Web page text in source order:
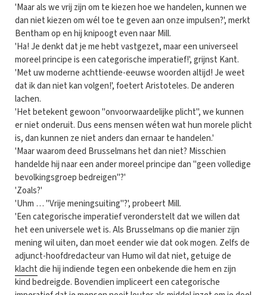
'Maar als we vrij zijn om te kiezen hoe we handelen, kunnen we
dan niet kiezen om wél toe te geven aan onze impulsen?', merkt
Bentham op en hij knipoogt even naar Mill.
'Ha! Je denkt dat je me hebt vastgezet, maar een universeel
moreel principe is een categorische imperatief!', grijnst Kant.
'Met uw moderne achttiende-eeuwse woorden altijd! Je weet
dat ik dan niet kan volgen!', foetert Aristoteles. De anderen
lachen.
'Het betekent gewoon "onvoorwaardelijke plicht", we kunnen
er niet onderuit. Dus eens mensen wéten wat hun morele plicht
is, dan kunnen ze niet anders dan ernaar te handelen.'
'Maar waarom deed Brusselmans het dan niet? Misschien
handelde hij naar een ander moreel principe dan "geen volledige
bevolkingsgroep bedreigen"?'
'Zoals?'
'Uhm … "Vrije meningsuiting"?', probeert Mill.
'Een categorische imperatief veronderstelt dat we willen dat
het een universele wet is. Als Brusselmans op die manier zijn
mening wil uiten, dan moet eender wie dat ook mogen. Zelfs de
adjunct-hoofdredacteur van Humo wil dat niet, getuige de
klachtdie hij indiende tegen een onbekende die hem en zijn
kind bedreigde. Bovendien impliceert een categorische